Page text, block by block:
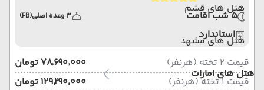
هتل های قشم
هتل های مشهد
هتل های امارات
5 شب اقامت 3 وعده اصلی (FB)
استاندارد
قیمت 2 تخته (هرنفر)
۷۸٬۶۹۰٬۰۰۰ تومان
قیمت 1 تخته (هرنفر)
۱۲۹٬۲۹۰٬۰۰۰ تومان